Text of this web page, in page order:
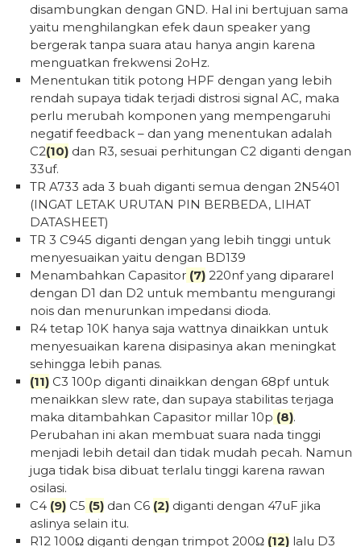
disambungkan dengan GND. Hal ini bertujuan sama
yaitu menghilangkan efek daun speaker yang
bergerak tanpa suara atau hanya angin karena
menguatkan frekwensi 2oHz.
Menentukan titik potong HPF dengan yang lebih
rendah supaya tidak terjadi distrosi signal AC, maka
perlu merubah komponen yang mempengaruhi
negatif feedback – dan yang menentukan adalah
C2(10) dan R3, sesuai perhitungan C2 diganti dengan
33uf.
TR A733 ada 3 buah diganti semua dengan 2N5401
(INGAT LETAK URUTAN PIN BERBEDA, LIHAT
DATASHEET)
TR 3 C945 diganti dengan yang lebih tinggi untuk
menyesuaikan yaitu dengan BD139
Menambahkan Capasitor (7) 220nf yang dipararel
dengan D1 dan D2 untuk membantu mengurangi
nois dan menurunkan impedansi dioda.
R4 tetap 10K hanya saja wattnya dinaikkan untuk
menyesuaikan karena disipasinya akan meningkat
sehingga lebih panas.
(11) C3 100p diganti dinaikkan dengan 68pf untuk
menaikkan slew rate, dan supaya stabilitas terjaga
maka ditambahkan Capasitor millar 10p (8).
Perubahan ini akan membuat suara nada tinggi
menjadi lebih detail dan tidak mudah pecah. Namun
juga tidak bisa dibuat terlalu tinggi karena rawan
osilasi.
C4 (9) C5 (5) dan C6 (2) diganti dengan 47uF jika
aslinya selain itu.
R12 100Ω diganti dengan trimpot 200Ω (12) lalu D3